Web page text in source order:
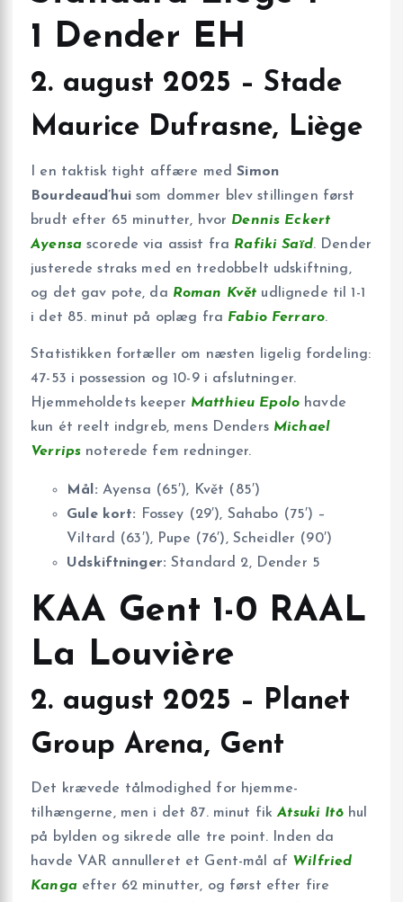
1 Dender EH
2. august 2025 – Stade
Maurice Dufrasne, Liège
I en taktisk tight affære medSimon
Bourdeaud’huisom dommer blev stillingen først
brudt efter 65 minutter, hvor Dennis Eckert
Ayensa scorede via assist fra Rafiki Saïd. Dender
justerede straks med en tredobbelt udskiftning,
og det gav pote, da Roman Květ udlignede til 1-1
i det 85. minut på oplæg fra Fabio Ferraro.
Statistikken fortæller om næsten ligelig fordeling:
47-53 i possession og 10-9 i afslutninger.
Hjemmeholdets keeper Matthieu Epolo havde
kun ét reelt indgreb, mens Denders Michael
Verrips noterede fem redninger.
Mål: Ayensa (65′), Květ (85′)
Gule kort: Fossey (29′), Sahabo (75′) –
Viltard (63′), Pupe (76′), Scheidler (90′)
Udskiftninger: Standard 2, Dender 5
KAA Gent 1-0 RAAL
La Louvière
2. august 2025 – Planet
Group Arena, Gent
Det krævede tålmodighed for hjemme­
tilhængerne, men i det 87. minut fikAtsuki Itōhul
på bylden og sikrede alle tre point. Inden da
havde VAR annulleret et Gent-mål af Wilfried
Kanga efter 62 minutter, og først efter fire